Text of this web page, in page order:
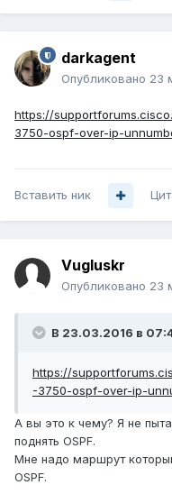
darkagent
Опубликовано 23
https://
3750-ospf-over-ip-
Вставить ник
Vugluskr
Опубликовано 23
В 23.03.2016 в
https://
-3750-ospf-over-ip-
А вы это к чему? Я не
поднять OSPF.
Мне надо маршрут
OSPF.